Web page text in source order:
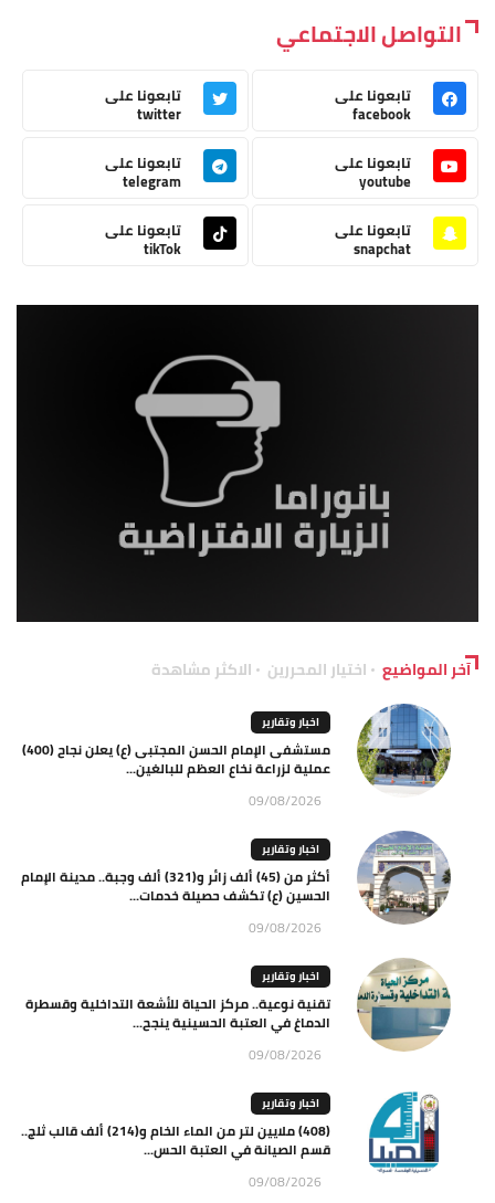
التواصل الاجتماعي
تابعونا على
facebook
تابعونا على
twitter
تابعونا على
youtube
تابعونا على
telegram
تابعونا على
snapchat
تابعونا على
tikTok
آخر المواضيع اختيار المحررين الاكثر مشاهدة
اخبار وتقارير
مستشفى الإمام الحسن المجتبى (ع) يعلن نجاح (400)
عملية لزراعة نخاع العظم للبالغين...
09/08/2026
اخبار وتقارير
أكثر من (45) ألف زائر و(321) ألف وجبة.. مدينة الإمام
الحسين (ع) تكشف حصيلة خدمات...
09/08/2026
اخبار وتقارير
تقنية نوعية.. مركز الحياة للأشعة التداخلية وقسطرة
الدماغ في العتبة الحسينية ينجح...
09/08/2026
اخبار وتقارير
(408) ملايين لتر من الماء الخام و(214) ألف قالب ثلج..
قسم الصيانة في العتبة الحس...
09/08/2026